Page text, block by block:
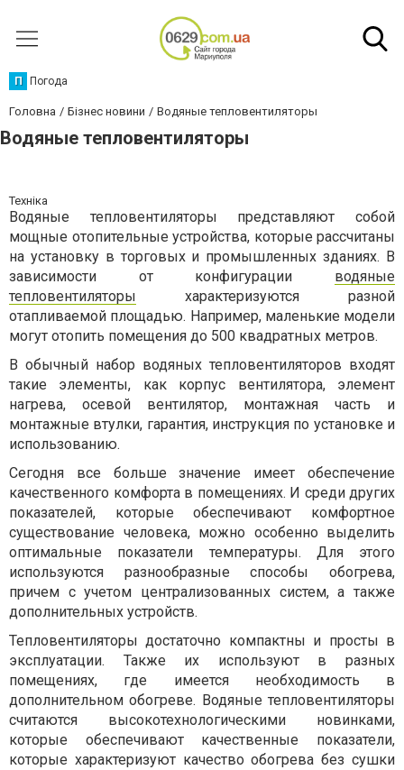
П Погода
Головна Бізнес новини Водяные тепловентиляторы
Водяные тепловентиляторы
Техніка
Водяные тепловентиляторы представляют собой
мощные отопительные устройства, которые рассчитаны
на установку в торговых и промышленных зданиях. В
зависимости от конфигурации водяные
тепловентиляторы характеризуются разной
отапливаемой площадью. Например, маленькие модели
могут отопить помещения до 500 квадратных метров.
В обычный набор водяных тепловентиляторов входят
такие элементы, как корпус вентилятора, элемент
нагрева, осевой вентилятор, монтажная часть и
монтажные втулки, гарантия, инструкция по установке и
использованию.
Сегодня все больше значение имеет обеспечение
качественного комфорта в помещениях. И среди других
показателей, которые обеспечивают комфортное
существование человека, можно особенно выделить
оптимальные показатели температуры. Для этого
используются разнообразные способы обогрева,
причем с учетом централизованных систем, а также
дополнительных устройств.
Тепловентиляторы достаточно компактны и просты в
эксплуатации. Также их используют в разных
помещениях, где имеется необходимость в
дополнительном обогреве. Водяные тепловентиляторы
считаются высокотехнологическими новинками,
которые обеспечивают качественные показатели,
которые характеризуют качество обогрева без сушки